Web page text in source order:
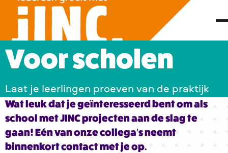
Voor scholen
Laat je leerlingen proeven van de praktijk
Wat leuk dat je geïnteresseerd bent om als
school met JINC projecten aan de slag te
gaan! Eén van onze collega’s neemt
binnenkort contact met je op.